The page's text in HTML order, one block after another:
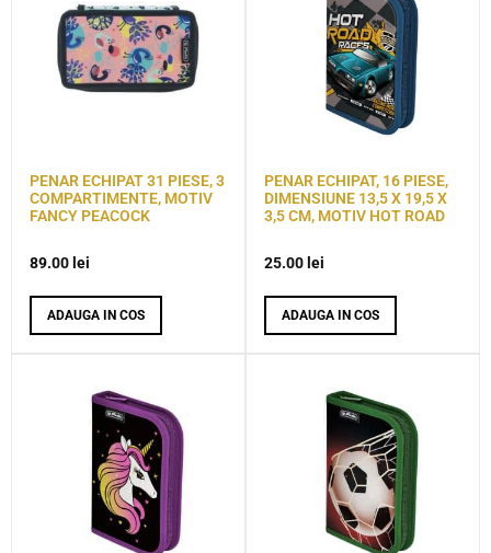
PENAR ECHIPAT 31 PIESE, 3
COMPARTIMENTE, MOTIV
FANCY PEACOCK
89.00 lei
ADAUGA IN COS
PENAR ECHIPAT, 16 PIESE,
DIMENSIUNE 13,5 X 19,5 X
3,5 CM, MOTIV HOT ROAD
25.00 lei
ADAUGA IN COS